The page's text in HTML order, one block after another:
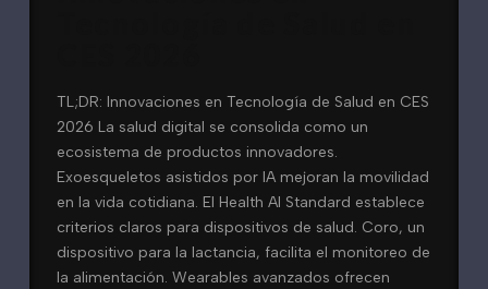
TL;DR: Innovaciones en Tecnología de Salud en CES
2026 La salud digital se consolida como un
ecosistema de productos innovadores.
Exoesqueletos asistidos por IA mejoran la movilidad
en la vida cotidiana. El Health AI Standard establece
criterios claros para dispositivos de salud. Coro, un
dispositivo para la lactancia, facilita el monitoreo de
la alimentación. Wearables avanzados ofrecen